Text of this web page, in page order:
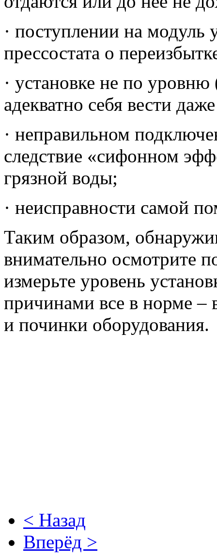
· поступлении на
прессостата о
· установке не по
адекватно себя вести
· неправильном
следствие «сифонном
грязной воды;
· неисправности самой
Таким образом,
внимательно осмотрите
измерьте уровень
причинами все в норме –
и починки оборудования.
< Назад
Вперёд >